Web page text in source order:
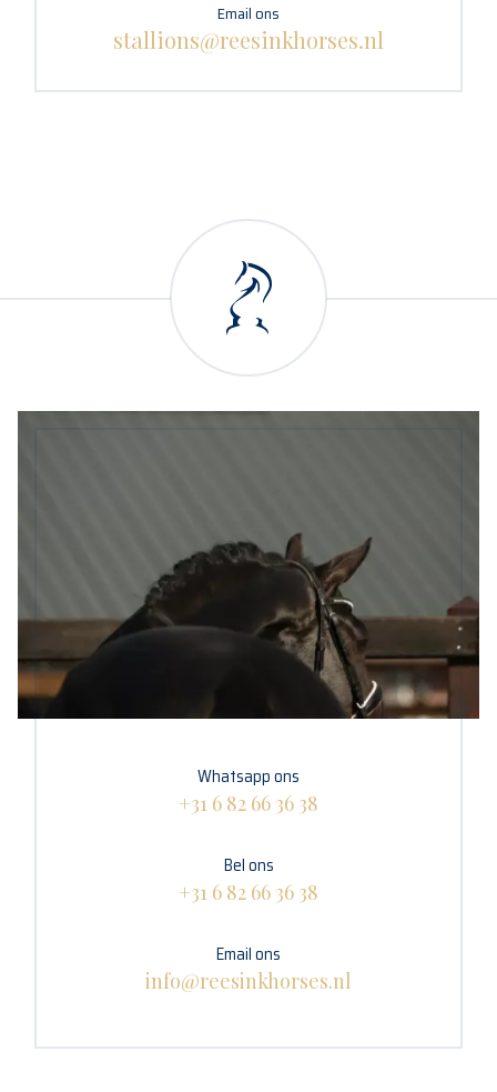
Email ons
stallions@reesinkhorses.nl
Whatsapp ons
+31 6 82 66 36 38
Bel ons
+31 6 82 66 36 38
Email ons
info@reesinkhorses.nl